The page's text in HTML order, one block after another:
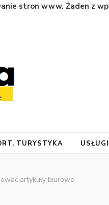
stron www. Żaden z
TURYSTYKA USŁUGI
artykuły biurowe